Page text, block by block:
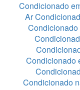
Condicionado
Ar
Condicionado
Condicionado